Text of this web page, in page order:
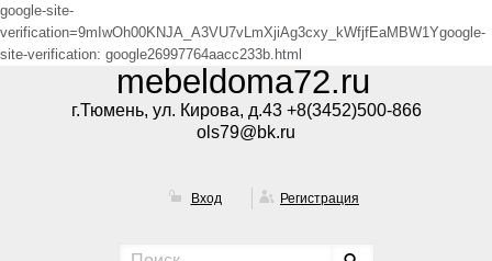
google-site-
verification=9mIwOh00KNJA_A3VU7vLmXjiAg3cxy_kWfjfEaMBW1Ygoogle-
site-verification: google26997764aacc233b.html
mebeldoma72.ru
г.Тюмень, ул. Кирова, д.43 +8(3452)500-866
ols79@bk.ru
Вход Регистрация